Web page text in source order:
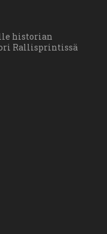
historian
Rallisprintissä